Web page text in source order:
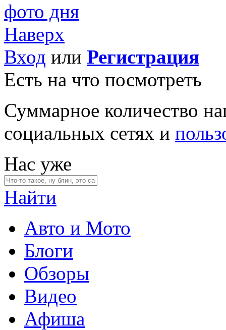
фото дня
Наверх
Вход или Регистрация
Есть на что посмотреть
Суммарное количество
социальных сетях и
Нас уже
Найти
Авто и Мото
Блоги
Обзоры
Видео
Афиша